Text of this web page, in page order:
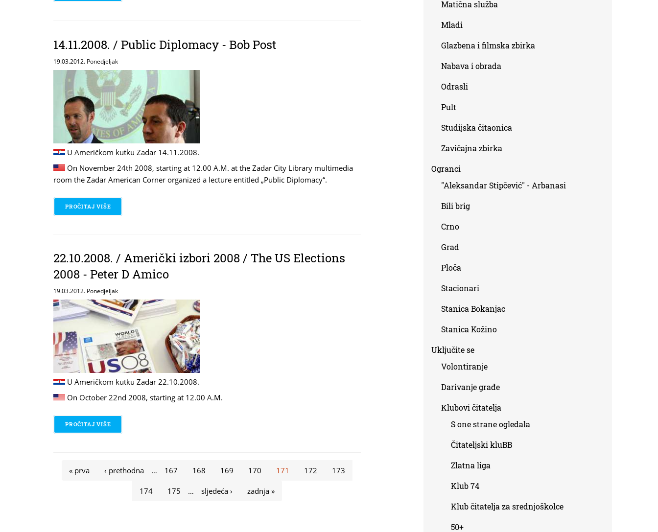
14.11.2008. / Public Diplomacy - Bob Post
19.03.2012. Ponedjeljak
U Američkom kutku Zadar 14.11.2008.
On November 24th 2008, starting at 12.00 A.M. at the Zadar City Library multimedia
room the Zadar American Corner organized a lecture entitled „Public Diplomacy“.
PROČITAJ VIŠE
22.10.2008. / Američki izbori 2008 / The US Elections
2008 - Peter D Amico
19.03.2012. Ponedjeljak
U Američkom kutku Zadar 22.10.2008.
On October 22nd 2008, starting at 12.00 A.M.
PROČITAJ VIŠE
Stranice
« prva ‹ prethodna … 167 168 169 170 171 172 173
174 175 … sljedeća › zadnja »
Matična služba
Mladi
Glazbena i filmska zbirka
Nabava i obrada
Odrasli
Pult
Studijska čitaonica
Zavičajna zbirka
Ogranci
"Aleksandar Stipčević" - Arbanasi
Bili brig
Crno
Grad
Ploča
Stacionari
Stanica Bokanjac
Stanica Kožino
Uključite se
Volontiranje
Darivanje građe
Klubovi čitatelja
S one strane ogledala
Čitateljski kluBB
Zlatna liga
Klub 74
Klub čitatelja za srednjoškolce
50+